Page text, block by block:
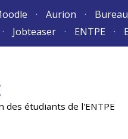
Aurion
Jobteaser ENTPE
des étudiants de l'ENTPE